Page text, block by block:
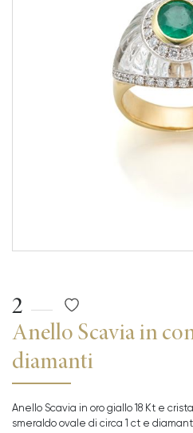
2
Anello Scavia in
diamanti
Anello Scavia in oro giallo 18 Kt e
smeraldo ovale di circa 1 ct e